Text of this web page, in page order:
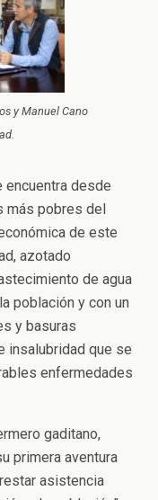
y Manuel Cano
encuentra desde
más pobres del
de este
azotado
de agua
población y con un
y basuras
insalubridad que se
enfermedades
gaditano,
primera aventura
asistencia